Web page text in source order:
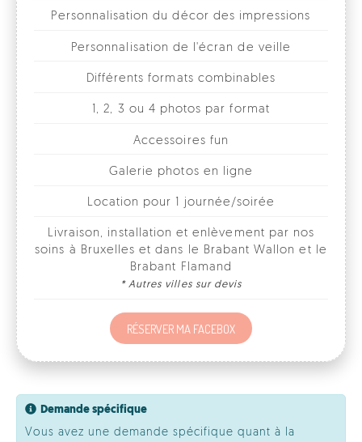
Différents formats combinables
soins à Bruxelles et dans le Brabant Wallon et le
* Autres villes sur devis
RÉSERVER MA FACEBOX
Demande spécifique
Vous avez une demande spécifique quant à la